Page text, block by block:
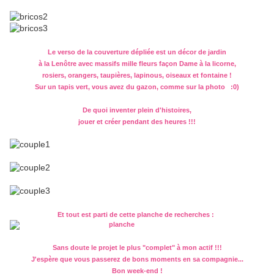
Le verso de la couverture dépliée est un décor de jardin
à la Lenôtre avec massifs mille fleurs façon Dame à la licorne,
rosiers, orangers, taupières, lapinous, oiseaux et fontaine !
Sur un tapis vert, vous avez du gazon, comme sur la photo :0)
De quoi inventer plein d'histoires,
jouer et créer pendant des heures !!!
Et tout est parti de cette planche de recherches :
Sans doute le projet le plus "complet" à mon actif !!!
J'espère que vous passerez de bons moments en sa compagnie...
Bon week-end !